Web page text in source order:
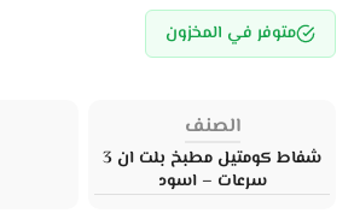
متوفر في المخزون
الصنف
شفاط كومتيل مطبخ بلت ان 3
سرعات – اسود